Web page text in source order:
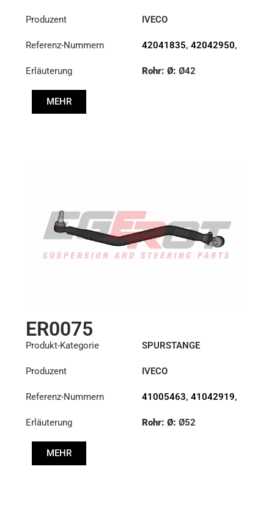
Produzent IVECO
Referenz-Nummern 42041835,42042950,
Erläuterung
Rohr: Ø:Ø42
MEHR
ER0075
Produkt-Kategorie SPURSTANGE
Produzent IVECO
Referenz-Nummern 41005463,41042919,
Erläuterung
Rohr: Ø:Ø52
MEHR